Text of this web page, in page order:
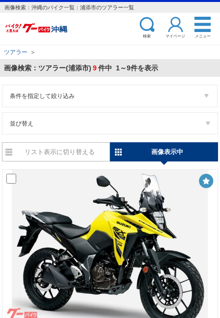
画像検索：沖縄のバイク一覧：浦添市のツアラー一覧
検索 マイページ メニュー
ツアラー ＞
画像検索：ツアラー(浦添市) 9件中 1～9件を表示
条件を指定して絞り込み
並び替え
リスト表示に切り替える 画像表示中